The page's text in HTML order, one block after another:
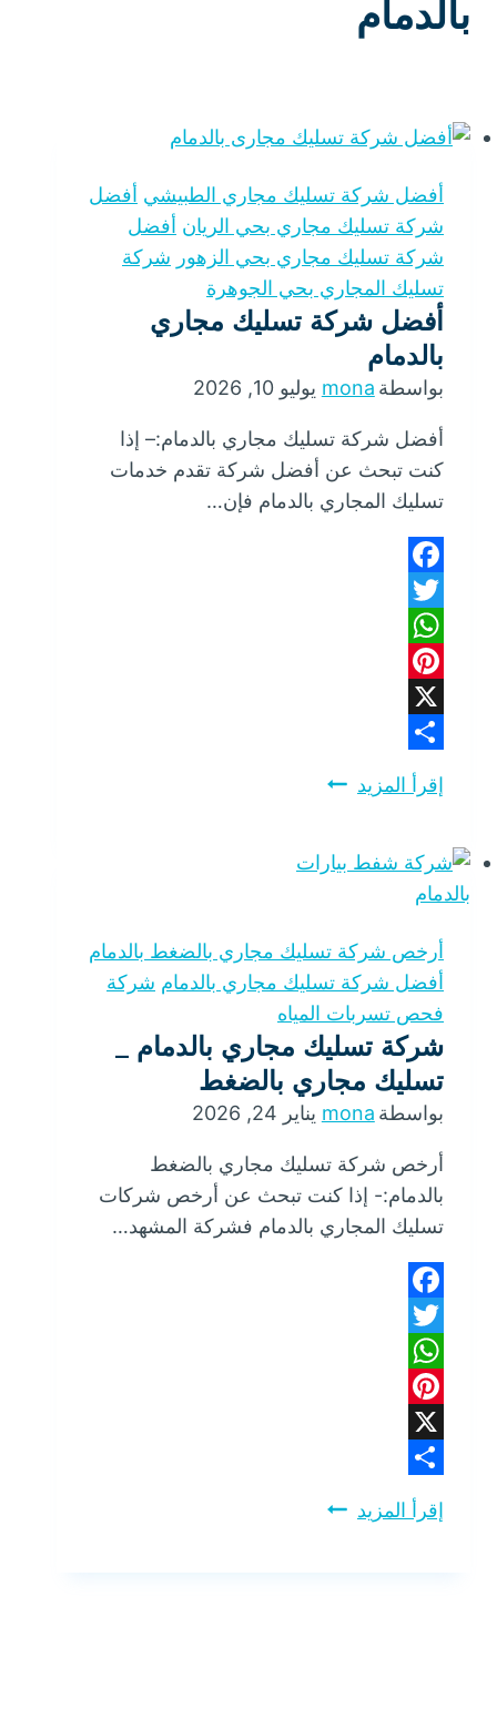
بالدمام
أفضل شركة تسليك مجاري الطبيشي أفضل
شركة تسليك مجاري بحي الريان أفضل
شركة تسليك مجاري بحي الزهور شركة
تسليك المجاري بحي الجوهرة
أفضل شركة تسليك مجاري
بالدمام
بواسطة mona يوليو 10, 2026
أفضل شركة تسليك مجاري بالدمام:– إذا
كنت تبحث عن أفضل شركة تقدم خدمات
تسليك المجاري بالدمام فإن…
Facebook
Twitter
WhatsApp
Pinterest
X
Share
إقرأ المزيد أفضل
مجاري
أرخص شركة تسليك مجاري بالضغط بالدمام
أفضل شركة تسليك مجاري بالدمام شركة
فحص تسربات المياه
شركة تسليك مجاري بالدمام _
تسليك مجاري بالضغط
بواسطة mona يناير 24, 2026
أرخص شركة تسليك مجاري بالضغط
بالدمام:- إذا كنت تبحث عن أرخص شركات
تسليك المجاري بالدمام فشركة المشهد…
Facebook
Twitter
WhatsApp
Pinterest
X
Share
إقرأ المزيد شركة